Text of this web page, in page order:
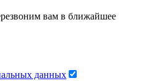
вам в ближайшее
данных